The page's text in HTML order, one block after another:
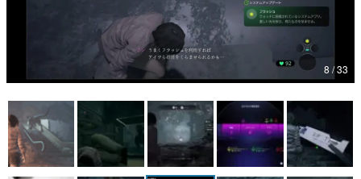
女性向け
アプリレビュー
その他
8 / 33